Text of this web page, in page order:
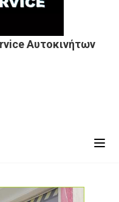
Αυτοκινήτων